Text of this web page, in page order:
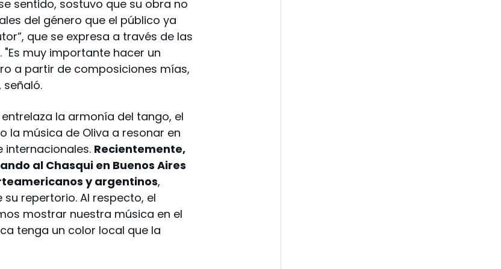
sentido, sostuvo que su obra no
del género que el público ya
que se expresa a través de las
muy importante hacer un
a partir de composiciones mías,
la armonía del tango, el
la música de Oliva a resonar en
internacionales. Recientemente,
al Chasqui en Buenos Aires
y argentinos,
repertorio. Al respecto, el
mostrar nuestra música en el
tenga un color local que la